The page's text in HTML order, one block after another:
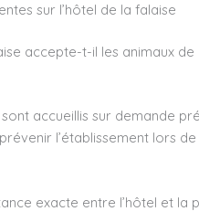
sur l’hôtel de la falaise
accepte-t-il les animaux de
accueillis sur demande
l’établissement lors de
exacte entre l’hôtel et la